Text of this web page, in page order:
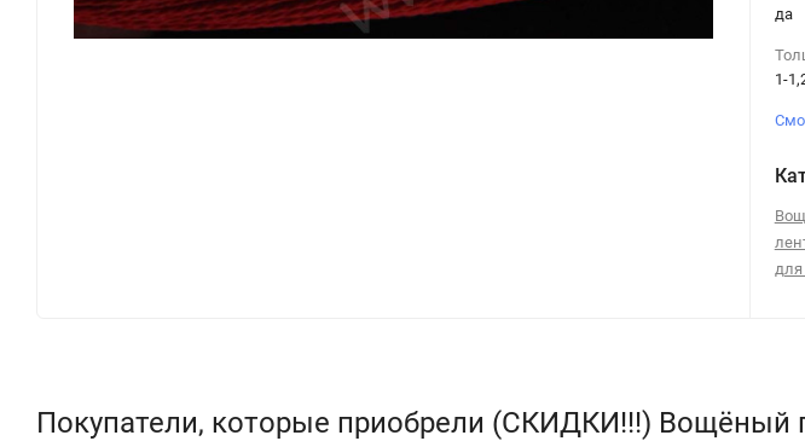
да
1-
Покупатели, которые приобрели (СКИДКИ!!!) Вощёный